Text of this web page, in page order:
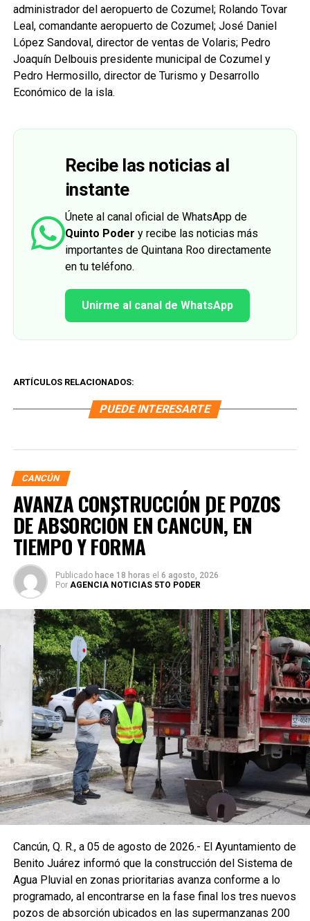
administrador del aeropuerto de Cozumel; Rolando Tovar
Leal, comandante aeropuerto de Cozumel; José Daniel
López Sandoval, director de ventas de Volaris; Pedro
Joaquín Delbouis presidente municipal de Cozumel y
Pedro Hermosillo, director de Turismo y Desarrollo
Económico de la isla.
Recibe las noticias al
instante
Únete al canal oficial de WhatsApp de
Quinto Poder y recibe las noticias más
importantes de Quintana Roo directamente
en tu teléfono.
Unirme al canal de WhatsApp
ARTÍCULOS RELACIONADOS:
PUEDE INTERESARTE
CANCÚN
AVANZA CONSTRUCCIÓN DE POZOS
DE ABSORCIÓN EN CANCÚN, EN
TIEMPO Y FORMA
Publicado hace 18 horas el 6 agosto, 2026
Por AGENCIA NOTICIAS 5TO PODER
Cancún, Q. R., a 05 de agosto de 2026.- El Ayuntamiento de
Benito Juárez informó que la construcción del Sistema de
Agua Pluvial en zonas prioritarias avanza conforme a lo
programado, al encontrarse en la fase final los tres nuevos
pozos de absorción ubicados en las supermanzanas 200